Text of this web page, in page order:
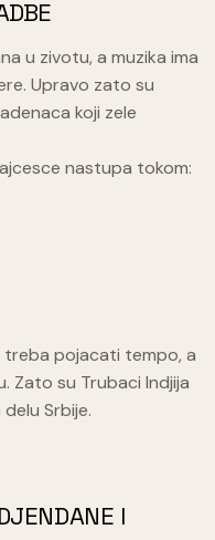
u zivotu, a muzika ima
Upravo zato su
koji zele
nastupa tokom:
pojacati tempo, a
Zato su Trubaci Indjija
Srbije.
I